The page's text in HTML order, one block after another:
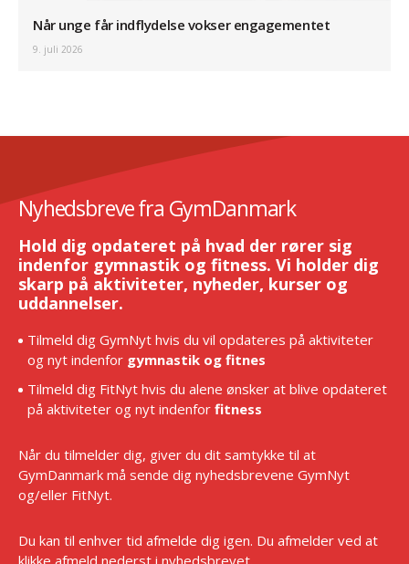
Når unge får indflydelse vokser engagementet
9. juli 2026
Nyhedsbreve fra GymDanmark
Hold dig opdateret på hvad der rører sig
indenfor gymnastik og fitness. Vi holder dig
skarp på aktiviteter, nyheder, kurser og
uddannelser.
Tilmeld dig GymNyt hvis du vil opdateres på aktiviteter
og nyt indenfor gymnastik og fitnes
Tilmeld dig FitNyt hvis du alene ønsker at blive opdateret
på aktiviteter og nyt indenfor fitness
Når du tilmelder dig, giver du dit samtykke til at
GymDanmark må sende dig nyhedsbrevene GymNyt
og/eller FitNyt.
Du kan til enhver tid afmelde dig igen. Du afmelder ved at
klikke afmeld nederst i nyhedsbrevet.